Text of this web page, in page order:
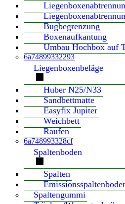
Bugbegrenzung
Boxenaufkantung
Umbau Hochbox auf
6a74899332293
Liegenboxenbeläge
Huber N25/N33
Sandbettmatte
Easyfix Jupiter
Weichbett
Raufen
6a748993328cf
Spaltenboden
Spalten
Spaltengummi